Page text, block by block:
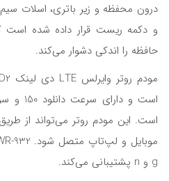
و دکمه ریست قرار داده شده‌ است
حافظه را اندکی دشوار می‌کند.